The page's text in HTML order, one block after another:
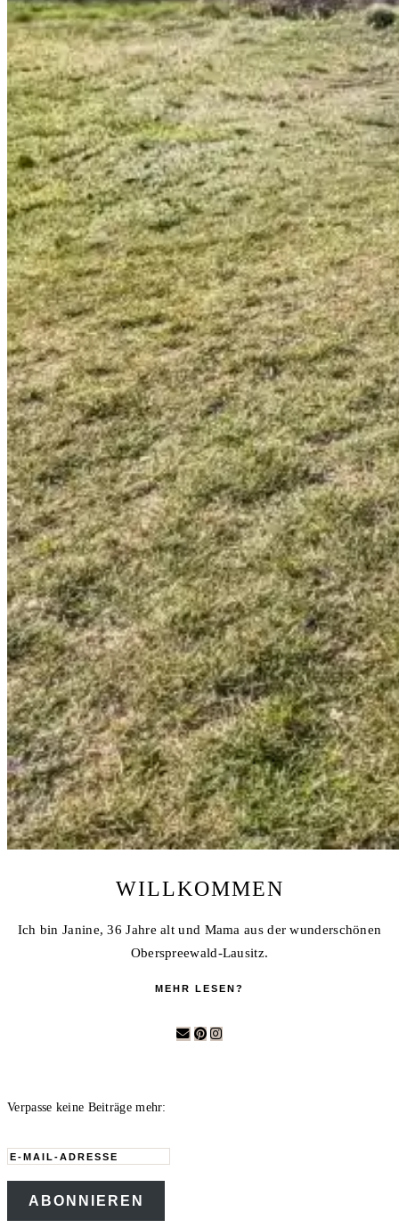
WILLKOMMEN
Ich bin Janine, 36 Jahre alt und Mama aus der wunderschönen
Oberspreewald-Lausitz.
MEHR LESEN?
Verpasse keine Beiträge mehr:
E-
Mail-
Adresse
ABONNIEREN